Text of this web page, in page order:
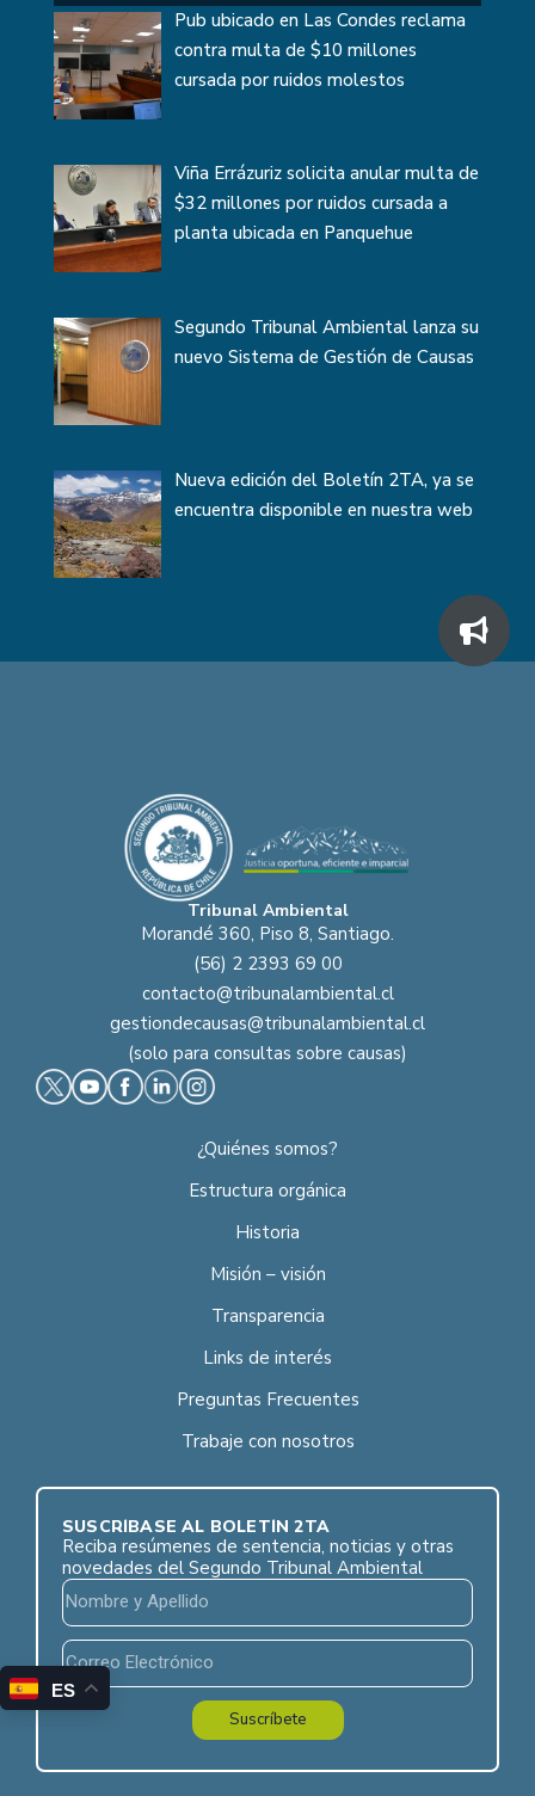
Pub ubicado en Las Condes reclama
contra multa de $10 millones
cursada por ruidos molestos
Viña Errázuriz solicita anular multa de
$32 millones por ruidos cursada a
planta ubicada en Panquehue
Segundo Tribunal Ambiental lanza su
nuevo Sistema de Gestión de Causas
Nueva edición del Boletín 2TA, ya se
encuentra disponible en nuestra web
Tribunal Ambiental
Morandé 360, Piso 8, Santiago.
(56) 2 2393 69 00
contacto@tribunalambiental.cl
gestiondecausas@tribunalambiental.cl
(solo para consultas sobre causas)
¿Quiénes somos?
Estructura orgánica
Historia
Misión – visión
Transparencia
Links de interés
Preguntas Frecuentes
Trabaje con nosotros
SUSCRÍBASE AL BOLETÍN 2TA
Reciba resúmenes de sentencia, noticias y otras
novedades del Segundo Tribunal Ambiental
Suscríbete
ES